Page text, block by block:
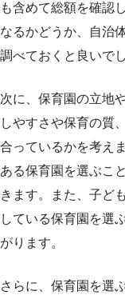
も含めて総額を確認
なるかどうか、自治
調べておくと良いで
次に、保育園の立地
しやすさや保育の質
合っているかを考え
ある保育園を選ぶこ
きます。また、子ど
している保育園を選
がります。
さらに、保育園を選